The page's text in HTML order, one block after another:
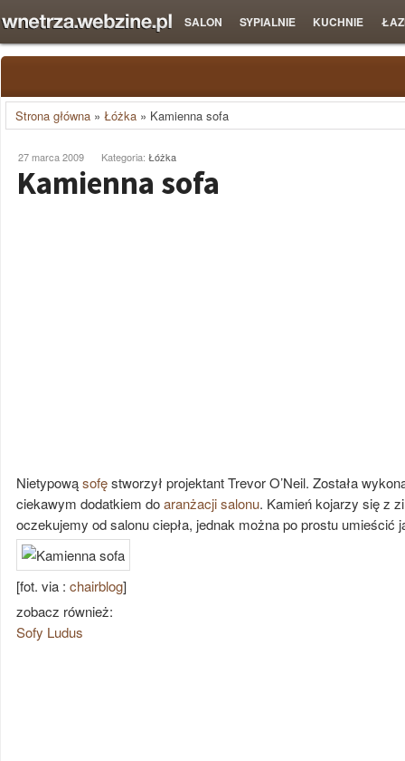
SALON SYPIALNIE KUCHNIE
Strona główna » Łóżka » Kamienna sofa
27 marca 2009 Kategoria: Łóżka
Kamienna sofa
Nietypowąsofęstworzył projektant Trevor O’Neil. Została
ciekawym dodatkiem doaranżacji salonu. Kamień kojarzy się z
oczekujemy od salonu ciepła, jednak można po prostu umieścić
[fot. via : chairblog]
zobacz również:
Sofy Ludus